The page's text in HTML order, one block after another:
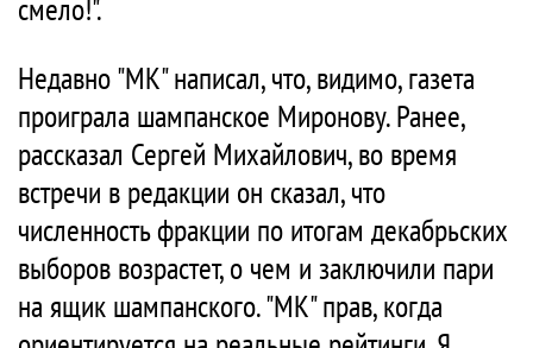
смело!".
Недавно "МК" написал, что, видимо, газета
проиграла шампанское Миронову. Ранее,
рассказал Сергей Михайлович, во время
встречи в редакции он сказал, что
численность фракции по итогам декабрьских
выборов возрастет, о чем и заключили пари
на ящик шампанского. "МК" прав, когда